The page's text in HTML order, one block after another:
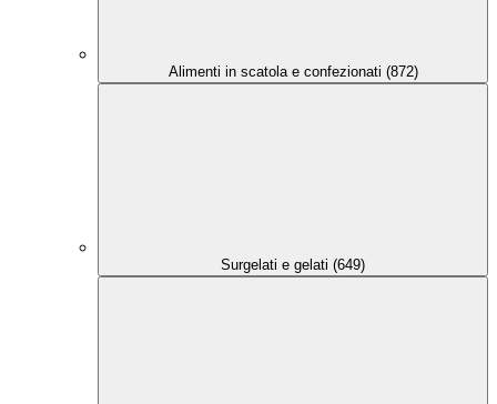
Alimenti in scatola e confezionati (872)
Surgelati e gelati (649)